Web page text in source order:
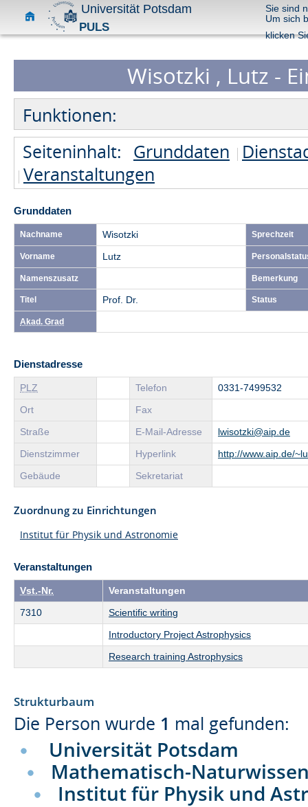
Universität Potsdam
PULS
Sie sind
Um sich
klicken
Wisotzki , Lutz -
Funktionen:
Seiteninhalt: Grunddaten
Veranstaltungen
Grunddaten
Nachname Wisotzki Sprechzeit
Vorname Lutz
Namenszusatz Bemerkung
Titel Prof. Dr. Status
Akad. Grad
Dienstadresse
PLZ Telefon 0331-7499532
Ort Fax
Straße E-Mail-Adresse lwisotzki@aip.de
Dienstzimmer Hyperlink http://www.aip.de/
Gebäude Sekretariat
Zuordnung zu Einrichtungen
Institut für Physik und Astronomie
Veranstaltungen
Vst.-Nr. Veranstaltungen
7310 Scientific writing
Introductory Project Astrophysics
Research training Astrophysics
Strukturbaum
Die Person wurde 1 mal gefunden:
Universität Potsdam
Mathematisch-
Institut für Physik und